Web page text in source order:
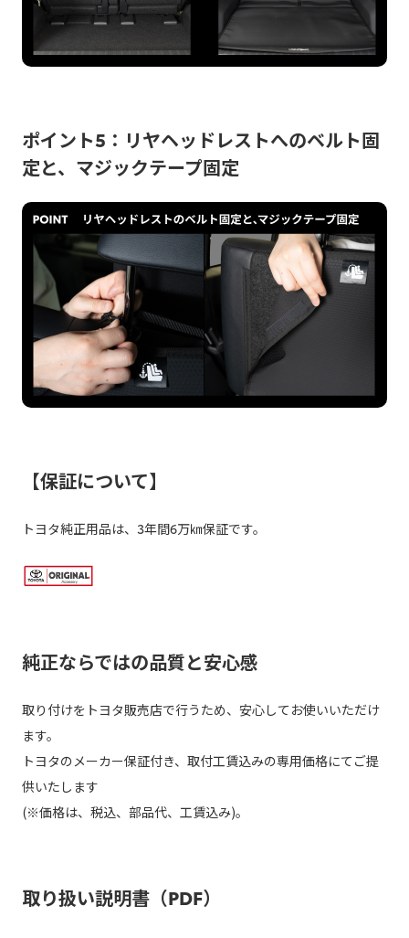
ポイント5：リヤヘッドレストへのベルト固
定と、マジックテープ固定
【保証について】
トヨタ純正用品は、3年間6万㎞保証です。
純正ならではの品質と安心感
取り付けをトヨタ販売店で行うため、安心してお使いいただけ
ます。
トヨタのメーカー保証付き、取付工賃込みの専用価格にてご提
供いたします
(※価格は、税込、部品代、工賃込み)。
取り扱い説明書（PDF）